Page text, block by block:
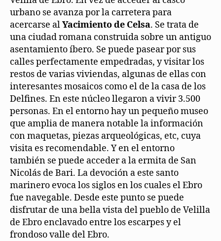
urbano se avanza por la carretera para
acercarse alYacimiento de Celsa. Se trata de
una ciudad romana construida sobre un antiguo
asentamiento íbero. Se puede pasear por sus
calles perfectamente empedradas, y visitar los
restos de varias viviendas, algunas de ellas con
interesantes mosaicos como el de la casa de los
Delfines. En este núcleo llegaron a vivir 3.500
personas. En el entorno hay un pequeño museo
que amplia de manera notable la información
con maquetas, piezas arqueológicas, etc, cuya
visita es recomendable. Y en el entorno
también se puede acceder a la ermita de San
Nicolás de Bari. La devoción a este santo
marinero evoca los siglos en los cuales el Ebro
fue navegable. Desde este punto se puede
disfrutar de una bella vista del pueblo de Velilla
de Ebro enclavado entre los escarpes y el
frondoso valle del Ebro.